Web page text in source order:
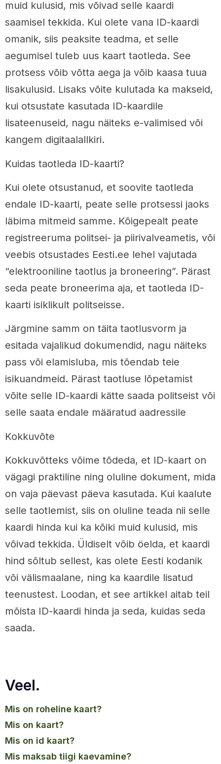
muid kulusid, mis võivad selle kaardi
saamisel tekkida. Kui olete vana ID-kaardi
omanik, siis peaksite teadma, et selle
aegumisel tuleb uus kaart taotleda. See
protsess võib võtta aega ja võib kaasa tuua
lisakulusid. Lisaks võite kulutada ka makseid,
kui otsustate kasutada ID-kaardile
lisateenuseid, nagu näiteks e-valimised või
kangem digitaalallkiri.
Kuidas taotleda ID-kaarti?
Kui olete otsustanud, et soovite taotleda
endale ID-kaarti, peate selle protsessi jaoks
läbima mitmeid samme. Kõigepealt peate
registreeruma politsei- ja piirivalveametis, või
veebis otsustades Eesti.ee lehel vajutada
“elektrooniline taotlus ja broneering”. Pärast
seda peate broneerima aja, et taotleda ID-
kaarti isiklikult politseisse.
Järgmine samm on täita taotlusvorm ja
esitada vajalikud dokumendid, nagu näiteks
pass või elamisluba, mis tõendab teie
isikuandmeid. Pärast taotluse lõpetamist
võite selle ID-kaardi kätte saada politseist või
selle saata endale määratud aadressile
Kokkuvõte
Kokkuvõtteks võime tõdeda, et ID-kaart on
vägagi praktiline ning oluline dokument, mida
on vaja päevast päeva kasutada. Kui kaalute
selle taotlemist, siis on oluline teada nii selle
kaardi hinda kui ka kõiki muid kulusid, mis
võivad tekkida. Üldiselt võib öelda, et kaardi
hind sõltub sellest, kas olete Eesti kodanik
või välismaalane, ning ka kaardile lisatud
teenustest. Loodan, et see artikkel aitab teil
mõista ID-kaardi hinda ja seda, kuidas seda
saada.
Veel.
mis on roheline kaart?
mis on kaart?
mis on id kaart?
mis maksab tiigi kaevamine?